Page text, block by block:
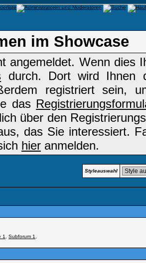
im Showcase
angemeldet. Wenn
durch. Dort wird Ihnen
registriert sein,
das
über den
das Sie interessiert.
hier anmelden.
Styleauswahl
1 Subforum 1